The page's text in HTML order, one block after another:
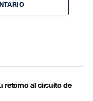
retorno al circuito de